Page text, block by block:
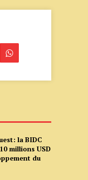
la BIDC
millions USD
du